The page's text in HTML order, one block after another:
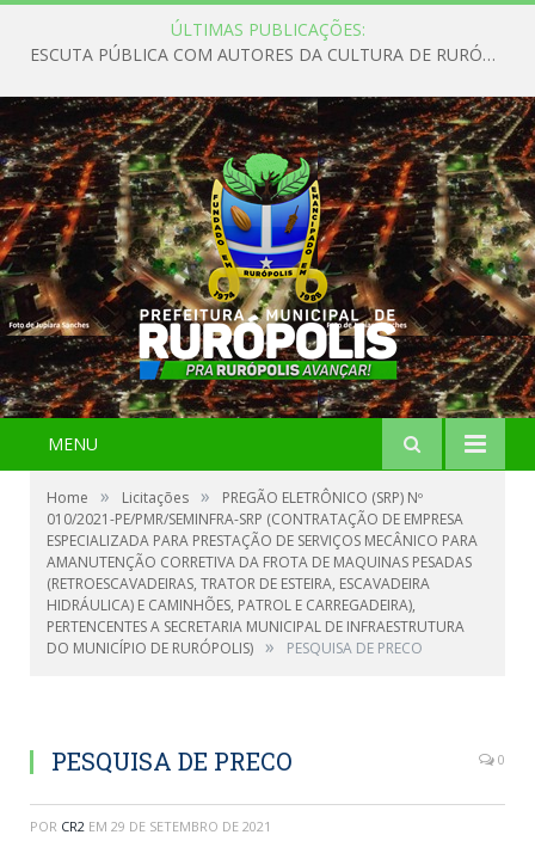
ÚLTIMAS PUBLICAÇÕES:
ESCUTA PÚBLICA COM AUTORES DA CULTURA DE RURÓPOLIS
MENU
Home » Licitações »
PREGÃO ELETRÔNICO (SRP) Nº
010/2021-PE/PMR/SEMINFRA-SRP (CONTRATAÇÃO DE EMPRESA
ESPECIALIZADA PARA PRESTAÇÃO DE SERVIÇOS MECÂNICO PARA
AMANUTENÇÃO CORRETIVA DA FROTA DE MAQUINAS PESADAS
(RETROESCAVADEIRAS, TRATOR DE ESTEIRA, ESCAVADEIRA
HIDRÁULICA) E CAMINHÕES, PATROL E CARREGADEIRA),
PERTENCENTES A SECRETARIA MUNICIPAL DE INFRAESTRUTURA
DO MUNICÍPIO DE RURÓPOLIS) » PESQUISA DE PRECO
PESQUISA DE PRECO 0
POR CR2 EM 29 DE SETEMBRO DE 2021